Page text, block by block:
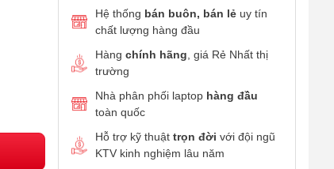
Hệ thống bán buôn, bán lẻuy tín
chất lượng hàng đầu
Hàng chính hãng , giá Rẻ Nhất thị
trường
Nhà phân phối laptop hàng đầu
toàn quốc
Hỗ trợ kỹ thuật trọn đời với đội ngũ
KTV kinh nghiệm lâu năm